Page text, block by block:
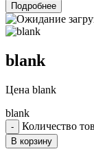
Подробнее
blank
Цена blank
blank
Количество